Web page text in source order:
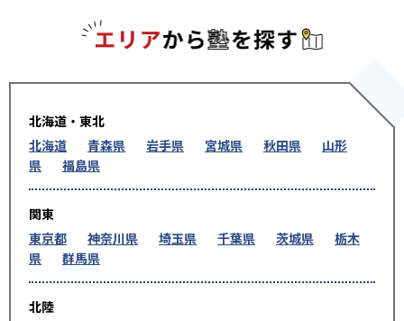
北海道・東北
北海道
青森県 岩手県 宮城県 秋田県
山形
県
福島県
関東
東京都
神奈川県 埼玉県 千葉県 茨城県
栃木
県
群馬県
北陸